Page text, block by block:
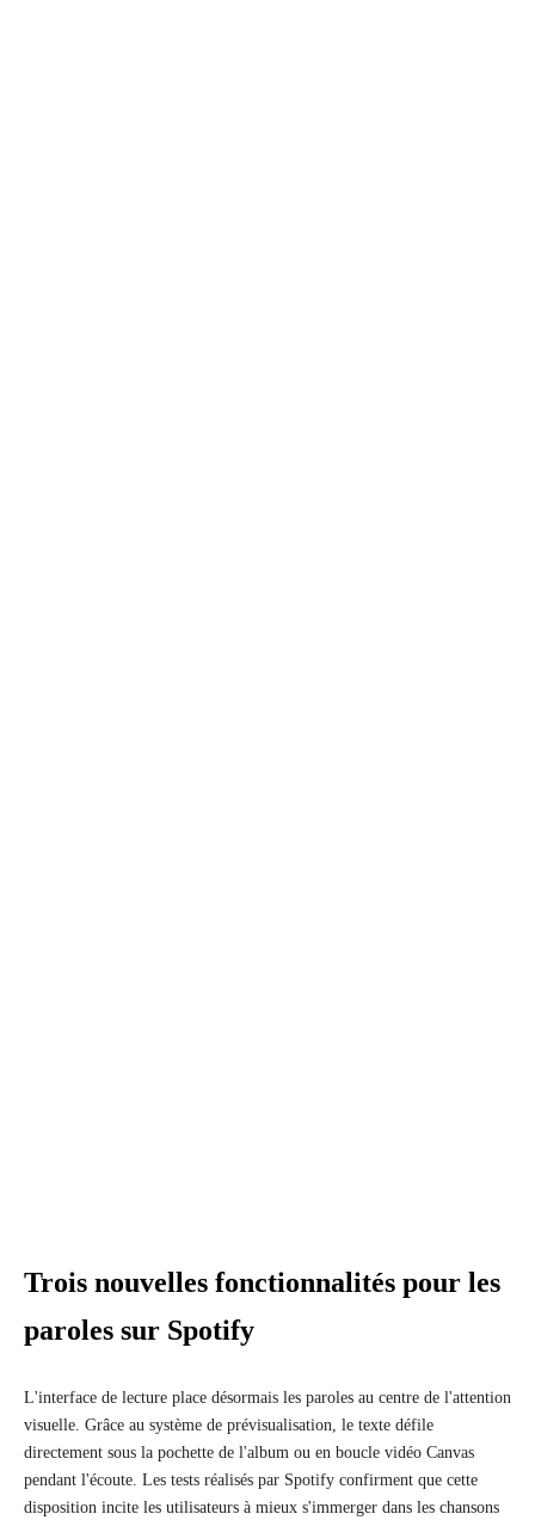
Trois nouvelles fonctionnalités pour les
paroles sur Spotify
L'interface de lecture place désormais les paroles au centre de l'attention
visuelle. Grâce au système de prévisualisation, le texte défile
directement sous la pochette de l'album ou en boucle vidéo Canvas
pendant l'écoute. Les tests réalisés par Spotify confirment que cette
disposition incite les utilisateurs à mieux s'immerger dans les chansons